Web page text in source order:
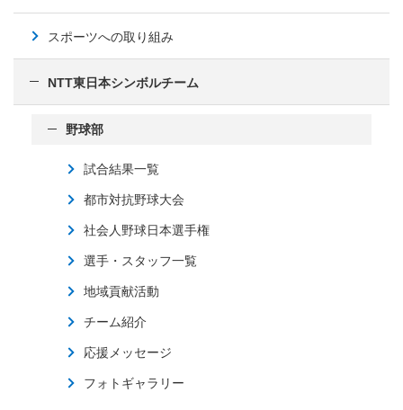
スポーツへの取り組み
NTT東日本シンボルチーム
野球部
試合結果一覧
都市対抗野球大会
社会人野球日本選手権
選手・スタッフ一覧
地域貢献活動
チーム紹介
応援メッセージ
フォトギャラリー